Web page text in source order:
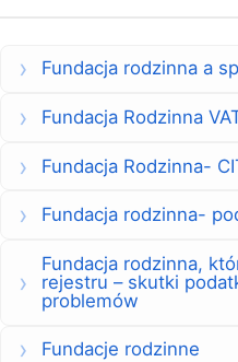
Fundacja rodzinna a
Fundacja Rodzinna
Fundacja Rodzinna-
Fundacja rodzinna-
Fundacja rodzinna,
rejestru – skutki
problemów
Fundacje rodzinne